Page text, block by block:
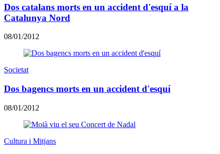
Dos catalans morts en un accident d'esquí a la
Catalunya Nord
08/01/2012
Societat
Dos bagencs morts en un accident d'esquí
08/01/2012
Cultura i Mitjans